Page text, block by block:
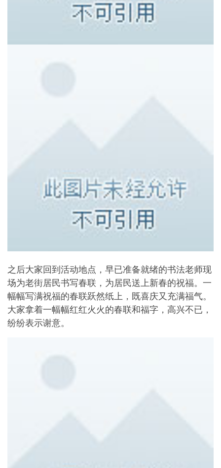
之后大家回到活动地点，早已准备就绪的书法老师现
场为老街居民书写春联，为居民送上新春的祝福。一
幅幅写满祝福的春联跃然纸上，既喜庆又充满福气。
大家拿着一幅幅红红火火的春联和福字，高兴不已，
纷纷表示谢意。